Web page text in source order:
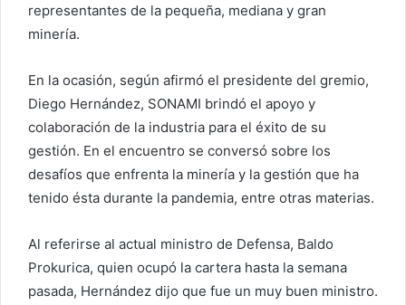
representantes de la pequeña, mediana y gran
minería.
En la ocasión, según afirmó el presidente del gremio,
Diego Hernández, SONAMI brindó el apoyo y
colaboración de la industria para el éxito de su
gestión. En el encuentro se conversó sobre los
desafíos que enfrenta la minería y la gestión que ha
tenido ésta durante la pandemia, entre otras materias.
Al referirse al actual ministro de Defensa, Baldo
Prokurica, quien ocupó la cartera hasta la semana
pasada, Hernández dijo que fue un muy buen ministro.